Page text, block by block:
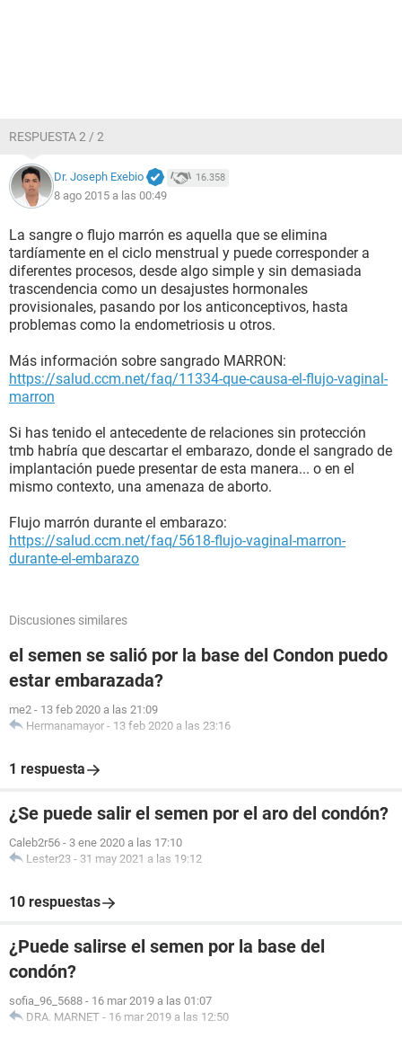
RESPUESTA 2 / 2
Dr. Joseph Exebio 16.358
8 ago 2015 a las 00:49
La sangre o flujo marrón es aquella que se elimina
tardíamente en el ciclo menstrual y puede corresponder a
diferentes procesos, desde algo simple y sin demasiada
trascendencia como un desajustes hormonales
provisionales, pasando por los anticonceptivos, hasta
problemas como la endometriosis u otros.
Más información sobre sangrado MARRON:
https://salud.ccm.net/faq/11334-que-causa-el-flujo-vaginal-
marron
Si has tenido el antecedente de relaciones sin protección
tmb habría que descartar el embarazo, donde el sangrado de
implantación puede presentar de esta manera... o en el
mismo contexto, una amenaza de aborto.
Flujo marrón durante el embarazo:
https://salud.ccm.net/faq/5618-flujo-vaginal-marron-
durante-el-embarazo
Discusiones similares
el semen se salió por la base del Condon puedo
estar embarazada?
me2 - 13 feb 2020 a las 21:09
Hermanamayor - 13 feb 2020 a las 23:16
1 respuesta
¿Se puede salir el semen por el aro del condón?
Caleb2r56 - 3 ene 2020 a las 17:10
Lester23 - 31 may 2021 a las 19:12
10 respuestas
¿Puede salirse el semen por la base del
condón?
sofia_96_5688 - 16 mar 2019 a las 01:07
DRA. MARNET - 16 mar 2019 a las 12:50